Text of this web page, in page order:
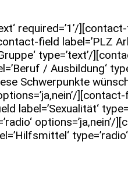
required=’1’/
field label=’PLZ
type=’text’/
/ Ausbildung‘
Schwerpunkte
][contact-
label=’Sexualität‘
options=’ja,nein’/